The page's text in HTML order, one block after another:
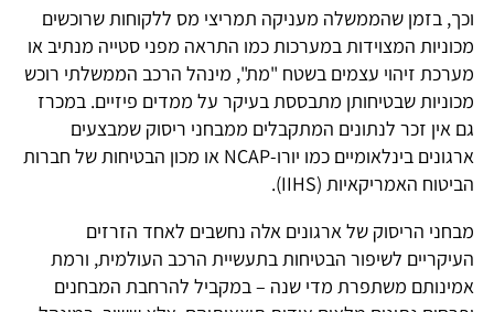
וכך, בזמן שהממשלה מעניקה תמריצי מס ללקוחות שרוכשים
מכוניות המצוידות במערכות כמו התראה מפני סטייה מנתיב או
מערכת זיהוי עצמים בשטח "מת", מינהל הרכב הממשלתי רוכש
מכוניות שבטיחותן מתבססת בעיקר על ממדים פיזיים. במכרז
גם אין זכר לנתונים המתקבלים ממבחני ריסוק שמבצעים
ארגונים בינלאומיים כמו יורו-NCAP או מכון הבטיחות של חברות
הביטוח האמריקאיות (IIHS).
מבחני הריסוק של ארגונים אלה נחשבים לאחד הזרזים
העיקריים לשיפור הבטיחות בתעשיית הרכב העולמית, ורמת
אמינותם משתפרת מדי שנה – במקביל להרחבת המבחנים